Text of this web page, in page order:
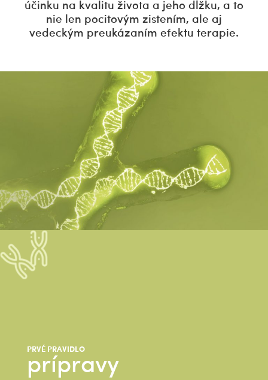
účinku na kvalitu života a jeho dĺžku, a to
nie len pocitovým zistením, ale aj
vedeckým preukázaním efektu terapie.
PRVÉ PRAVIDLO
prípravy